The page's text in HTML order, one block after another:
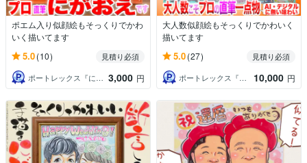
ポエム入り似顔絵もそっくりでかわ
いく描いてます
5.0(10)
見積り必須
ポートレックス『にがおえやさん』
3,000 円
大人数似顔絵もそっくりでかわいく
描いてます
5.0(27)
見積り必須
ポートレックス『にがおえやさん』
10,000 円